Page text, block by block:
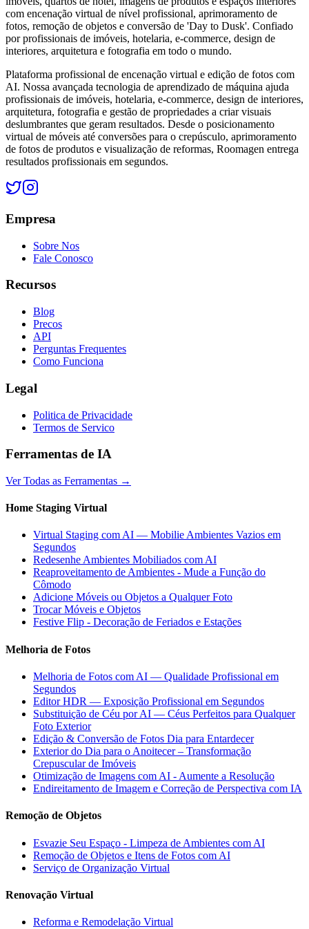
com encenação virtual de nível profissional, aprimoramento de
fotos, remoção de objetos e conversão de 'Day to Dusk'. Confiado
por profissionais de imóveis, hotelaria, e-commerce, design de
interiores, arquitetura e fotografia em todo o mundo.
Plataforma profissional de encenação virtual e edição de fotos com
AI. Nossa avançada tecnologia de aprendizado de máquina ajuda
profissionais de imóveis, hotelaria, e-commerce, design de interiores,
arquitetura, fotografia e gestão de propriedades a criar visuais
deslumbrantes que geram resultados. Desde o posicionamento
virtual de móveis até conversões para o crepúsculo, aprimoramento
de fotos de produtos e visualização de reformas, Roomagen entrega
resultados profissionais em segundos.
Empresa
Sobre Nos
Fale Conosco
Recursos
Blog
Precos
API
Perguntas Frequentes
Como Funciona
Legal
Politica de Privacidade
Termos de Servico
Ferramentas de IA
Ver Todas as Ferramentas →
Home Staging Virtual
Virtual Staging com AI — Mobilie Ambientes Vazios em
Segundos
Redesenhe Ambientes Mobiliados com AI
Reaproveitamento de Ambientes - Mude a Função do
Cômodo
Adicione Móveis ou Objetos a Qualquer Foto
Trocar Móveis e Objetos
Festive Flip - Decoração de Feriados e Estações
Melhoria de Fotos
Melhoria de Fotos com AI — Qualidade Profissional em
Segundos
Editor HDR — Exposição Profissional em Segundos
Substituição de Céu por AI — Céus Perfeitos para Qualquer
Foto Exterior
Edição & Conversão de Fotos Dia para Entardecer
Exterior do Dia para o Anoitecer – Transformação
Crepuscular de Imóveis
Otimização de Imagens com AI - Aumente a Resolução
Endireitamento de Imagem e Correção de Perspectiva com IA
Remoção de Objetos
Esvazie Seu Espaço - Limpeza de Ambientes com AI
Remoção de Objetos e Itens de Fotos com AI
Serviço de Organização Virtual
Renovação Virtual
Reforma e Remodelação Virtual